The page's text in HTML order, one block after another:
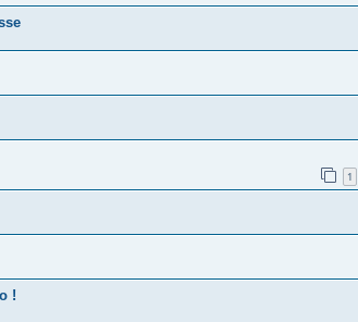
1
!